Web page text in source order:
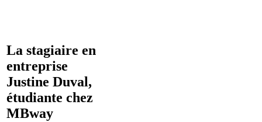
La stagiaire en
entreprise
Justine Duval,
étudiante chez
MBway